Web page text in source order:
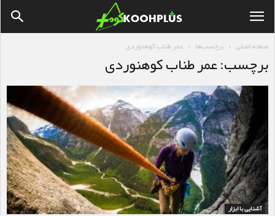
صفحه اصلی برچسب‌ها عمر طناب کوهنوردی
برچسب: عمر طناب کوهنوردی
آشنایی با ابزار